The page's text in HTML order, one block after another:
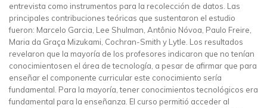
entrevista como instrumentos para la recolección de datos. Las
principales contribuciones teóricas que sustentaron el estudio
fueron: Marcelo Garcia, Lee Shulman, Antônio Nóvoa, Paulo Freire,
Maria da Graça Mizukami, Cochran-Smith y Lytle. Los resultados
revelaron que la mayoría de los profesores indicaron que no tenían
conocimientosen el área de tecnología, a pesar de afirmar que para
enseñar el componente curricular este conocimiento sería
fundamental. Para la mayoría, tener conocimientos tecnológicos era
fundamental para la enseñanza. El curso permitió acceder al